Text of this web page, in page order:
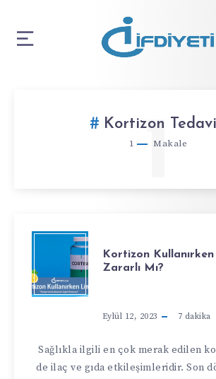
Kortizon
1 Makale
1
Kortizon
Zararlı Mı?
Eylül 12, 2023 7 dakika
Sağlıkla ilgili en çok merak edilen
de ilaç ve gıda etkileşimleridir. Son